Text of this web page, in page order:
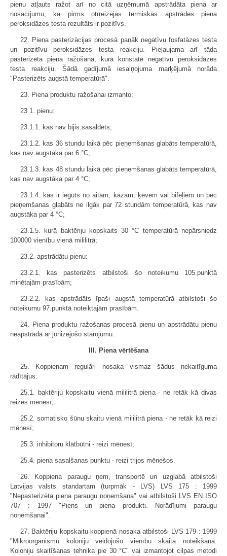
pienu atļauts ražot arī no citā uzņēmumā apstrādāta piena ar
nosacījumu, ka pirms otrreizējās termiskās apstrādes piena
peroksidāzes testa rezultāts ir pozitīvs.
22. Piena pasterizācijas procesā panāk negatīvu fosfatāzes testa
un pozitīvu peroksidāzes testa reakciju. Pieļaujama arī tāda
pasterizēta piena ražošana, kurā konstatē negatīvu peroksidāzes
testa reakciju. Šādā gadījumā iesaiņojuma marķējumā norāda
"Pasterizēts augstā temperatūrā".
23. Piena produktu ražošanai izmanto:
23.1. pienu:
23.1.1. kas nav bijis sasaldēts;
23.1.2. kas 36 stundu laikā pēc pieņemšanas glabāts temperatūrā,
kas nav augstāka par 6 °C;
23.1.3. kas 48 stundu laikā pēc pieņemšanas glabāts temperatūrā,
kas nav augstāka par 4 °C;
23.1.4. kas ir iegūts no aitām, kazām, ķēvēm vai bifeļiem un pēc
pieņemšanas glabāts ne ilgāk par 72 stundām temperatūrā, kas nav
augstāka par 4 °C;
23.1.5. kurā baktēriju kopskaits 30 °C temperatūrā nepārsniedz
100000 vienību vienā mililitrā;
23.2. apstrādātu pienu:
23.2.1. kas pasterizēts atbilstoši šo noteikumu 105.punktā
minētajām prasībām;
23.2.2. kas apstrādāts īpaši augstā temperatūrā atbilstoši šo
noteikumu 97.punktā noteiktajām prasībām.
24. Piena produktu ražošanas procesā pienu un apstrādātu pienu
neapstrādā ar jonizējošo starojumu.
III. Piena vērtēšana
25. Koppienam regulāri nosaka vismaz šādus nekaitīguma
rādītājus:
25.1. baktēriju kopskaitu vienā mililitrā piena - ne retāk kā divas
reizes mēnesī;
25.2. somatisko šūnu skaitu vienā mililitrā piena - ne retāk kā reizi
mēnesī;
25.3. inhibitoru klātbūtni - reizi mēnesī;
25.4. piena sasalšanas punktu - reizi trijos mēnešos.
26. Koppiena paraugu ņem, transportē un uzglabā atbilstoši
Latvijas valsts standartam (turpmāk - LVS) LVS 175 : 1999
"Nepasterizēta piena paraugu noņemšana" vai atbilstoši LVS EN ISO
707 : 1997 "Piens un piena produkti. Norādījumi paraugu
noņemšanai".
27. Baktēriju kopskaitu koppienā nosaka atbilstoši LVS 179 : 1999
"Mikroorganismu koloniju veidojošo vienību skaita noteikšana.
Koloniju skaitīšanas tehnika pie 30 °C" vai izmantojot cilpas metodi